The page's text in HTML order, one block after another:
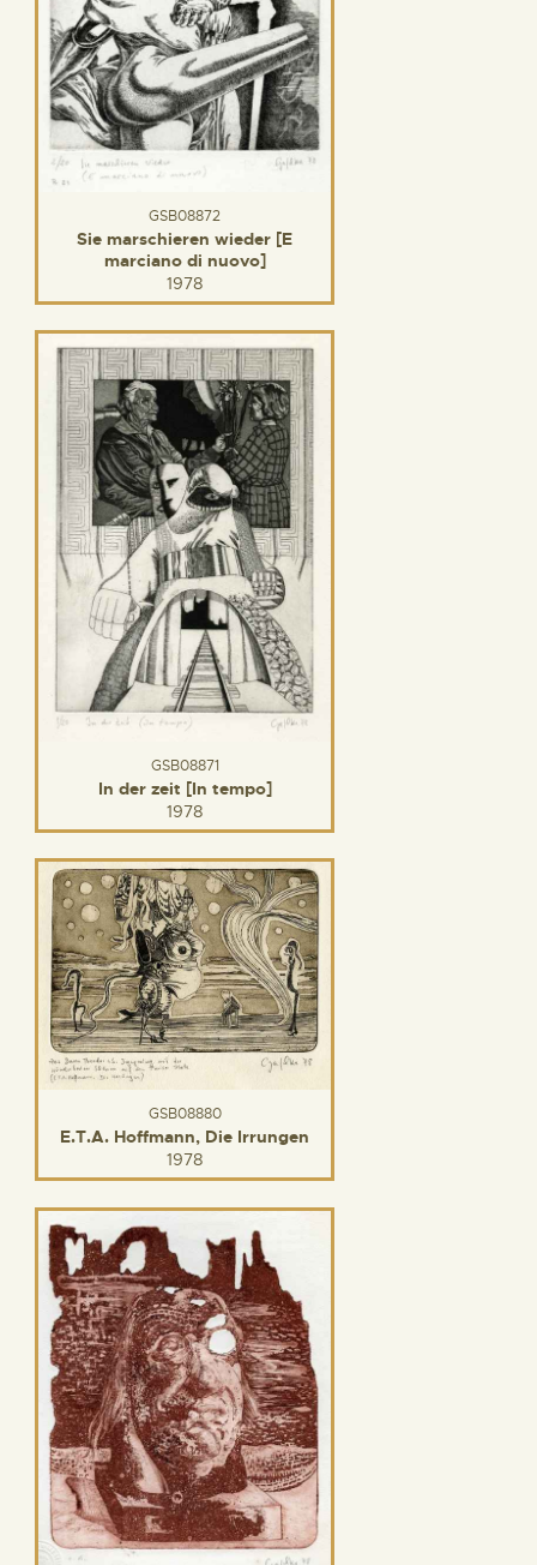
GSB08872
Sie marschieren wieder [E
marciano di nuovo]
1978
GSB08871
In der zeit [In tempo]
1978
GSB08880
E.T.A. Hoffmann, Die Irrungen
1978